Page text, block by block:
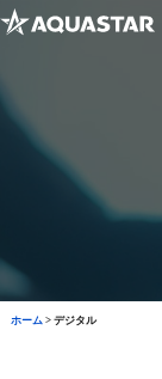
ホーム> デジタル